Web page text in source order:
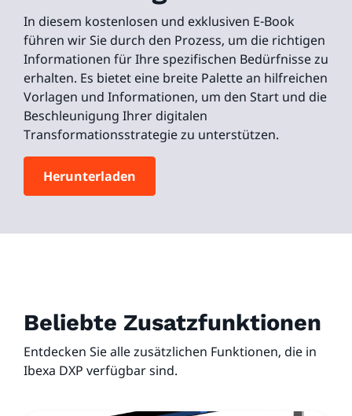
In diesem kostenlosen und exklusiven E-Book
führen wir Sie durch den Prozess, um die richtigen
Informationen für Ihre spezifischen Bedürfnisse zu
erhalten. Es bietet eine breite Palette an hilfreichen
Vorlagen und Informationen, um den Start und die
Beschleunigung Ihrer digitalen
Transformationsstrategie zu unterstützen.
Herunterladen
Beliebte Zusatzfunktionen
Entdecken Sie alle zusätzlichen Funktionen, die in
Ibexa DXP verfügbar sind.